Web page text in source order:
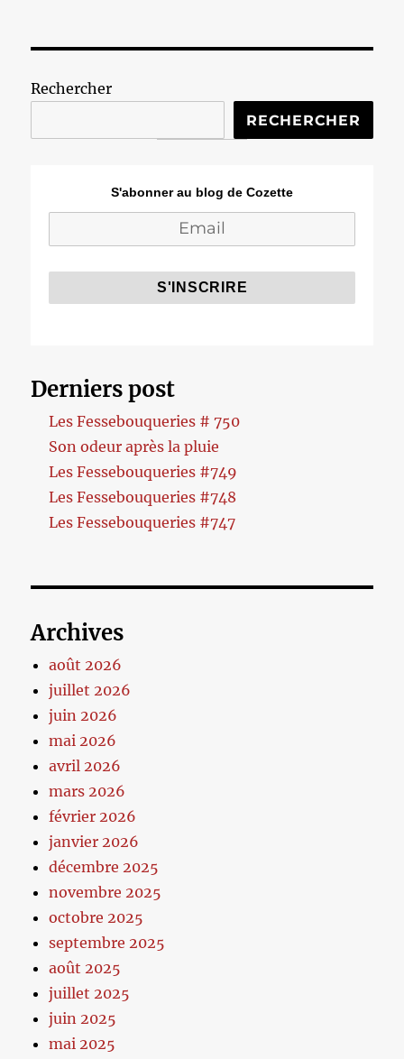
Rechercher
RECHERCHER
S'abonner au blog de Cozette
Derniers post
Les Fessebouqueries # 750
Son odeur après la pluie
Les Fessebouqueries #749
Les Fessebouqueries #748
Les Fessebouqueries #747
Archives
août 2026
juillet 2026
juin 2026
mai 2026
avril 2026
mars 2026
février 2026
janvier 2026
décembre 2025
novembre 2025
octobre 2025
septembre 2025
août 2025
juillet 2025
juin 2025
mai 2025